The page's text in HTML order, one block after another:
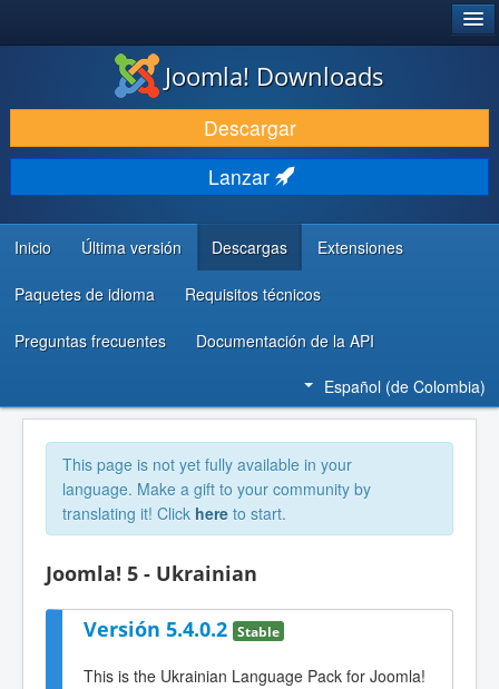
DESCARGAR
DESCUBRE Y APRENDE
COMUNIDAD Y AYUDA
RECURSOS PARA DESARROLLADORES
Joomla! Downloads
Descargar
Lanzar
Inicio Última versión Descargas Extensiones
Paquetes de idioma Requisitos técnicos
Preguntas frecuentes Documentación de la API
Español (de Colombia)
This page is not yet fully available in your
language. Make a gift to your community by
translating it! Click here to start.
Joomla! 5 - Ukrainian
Versión 5.4.0.2 Stable
This is the Ukrainian Language Pack for Joomla!